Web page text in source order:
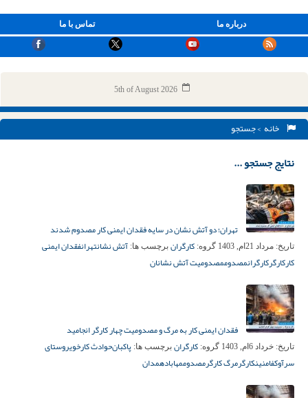
تماس با ما درباره ما
5th of August 2026
خانه > جستجو
نتایج جستجو ...
تهران؛ دو آتش نشان در سایه فقدان ایمنی کار مصدوم شدند
تاریخ: مرداد 21ام, 1403 گروه: کارگران برچسب ها: آتش نشانتهرانفقدان ایمنی
کارکارگرکارگرانمصدوممصدومیت آتش نشانان
فقدان ایمنی کار به مرگ و مصدومیت چهار کارگر انجامید
تاریخ: خرداد 6ام, 1403 گروه: کارگران برچسب ها: پاکبان‌حوادث کارخویروستای
سرآوکفامنینکارگرمرگ کارگرمصدوممهابادهمدان